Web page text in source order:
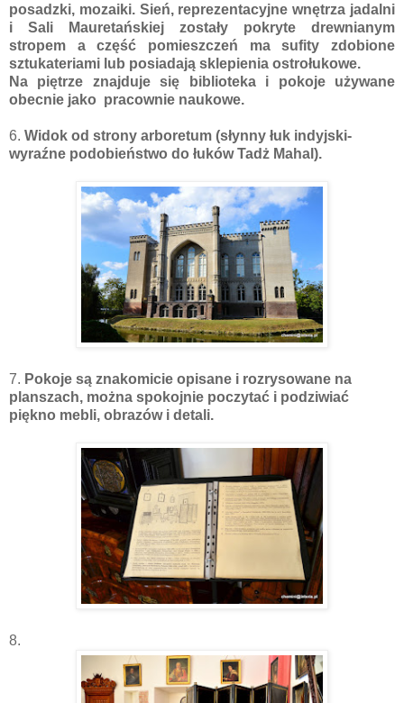
posadzki, mozaiki. Sień, reprezentacyjne wnętrza jadalni
i Sali Mauretańskiej zostały pokryte drewnianym
stropem a część pomieszczeń ma sufity zdobione
sztukateriami lub posiadają sklepienia ostrołukowe.
Na piętrze znajduje się biblioteka i pokoje używane
obecnie jako pracownie naukowe.
6. Widok od strony arboretum (słynny łuk indyjski-
wyraźne podobieństwo do łuków Tadż Mahal).
7. Pokoje są znakomicie opisane i rozrysowane na
planszach, można spokojnie poczytać i podziwiać
piękno mebli, obrazów i detali.
8.